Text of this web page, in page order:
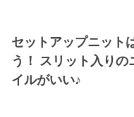
セットアップニット
う！ スリット入り
イルがいい♪